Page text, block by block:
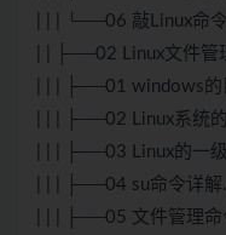
| | | └──06 敲Linux命
| | ├──02 Linux文件管
| | | ├──01 windows
| | | ├──02 Linux系统
| | | ├──03 Linux的一
| | | ├──04 su命令详
| | | ├──05 文件管理